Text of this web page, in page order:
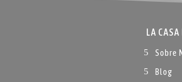
LA CASA
Sobre
Blog